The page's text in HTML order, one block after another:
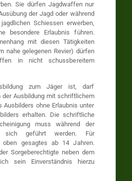
Sie dürfen Jagdwaffen nur
der Jagd oder während
Schiessen erwerben,
besondere Erlaubnis führen.
mit diesen Tätigkeiten
nahe gelegenen Revier) dürfen
in nicht schussbereitem
zum Jäger ist, darf
Ausbildung mit schriftlichem
Ausbilders ohne Erlaubnis unter
erhalten. Die schriftliche
muss während der
sich geführt werden. Für
oben gesagtes ab 14 Jahren.
Sorgeberechtigte neben dem
sein Einverständnis hierzu